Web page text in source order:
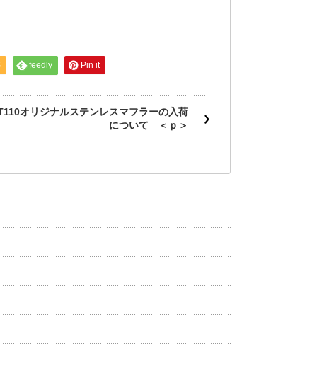
feedly Pin it
オリジナルステンレスマフラーの入荷
について ＜ｐ＞